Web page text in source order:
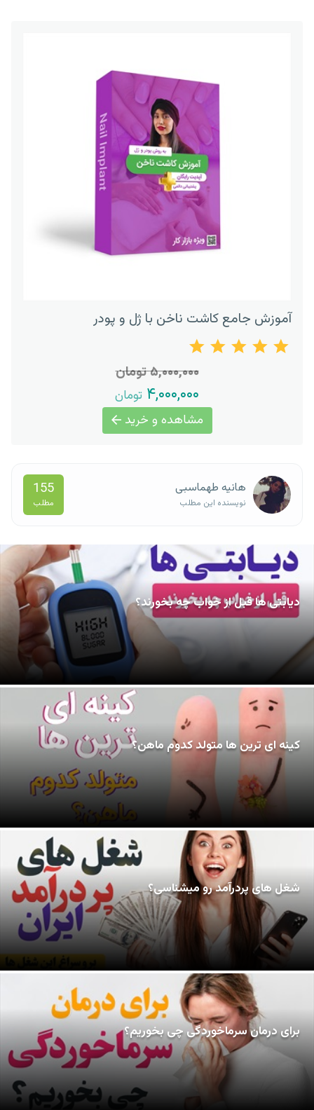
آموزش جامع کاشت ناخن با ژل و پودر
۵,۰۰۰,۰۰۰ تومان
۴,۰۰۰,۰۰۰ تومان
مشاهده و خرید
هانیه طهماسبی
نویسنده این مطلب
155
مطلب
دیابتی ها قبل از خواب چه بخورند؟
کینه ای ترین ها متولد کدوم ماهن؟
شغل های پردرآمد رو میشناسی؟
برای درمان سرماخوردگی چی بخوریم؟